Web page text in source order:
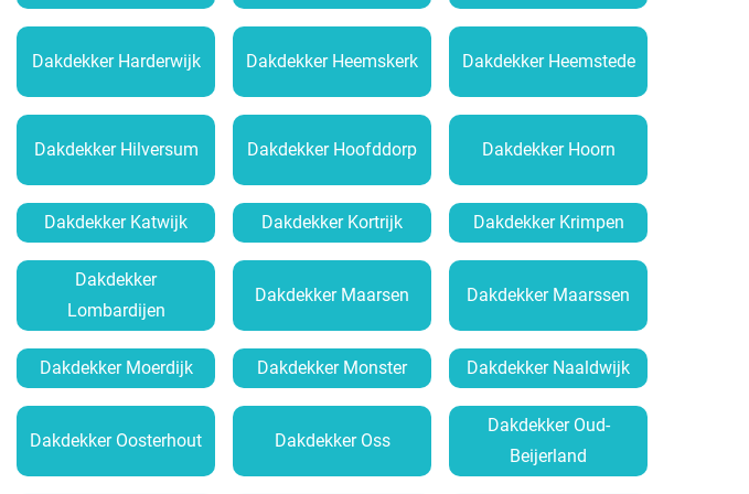
Dakdekker Harderwijk Dakdekker Heemskerk Dakdekker Heemstede
Dakdekker Hilversum Dakdekker Hoofddorp Dakdekker Hoorn
Dakdekker Katwijk Dakdekker Kortrijk Dakdekker Krimpen
Dakdekker
Lombardijen
Dakdekker Maarsen Dakdekker Maarssen
Dakdekker Moerdijk Dakdekker Monster Dakdekker Naaldwijk
Dakdekker Oosterhout Dakdekker Oss
Dakdekker Oud-
Beijerland